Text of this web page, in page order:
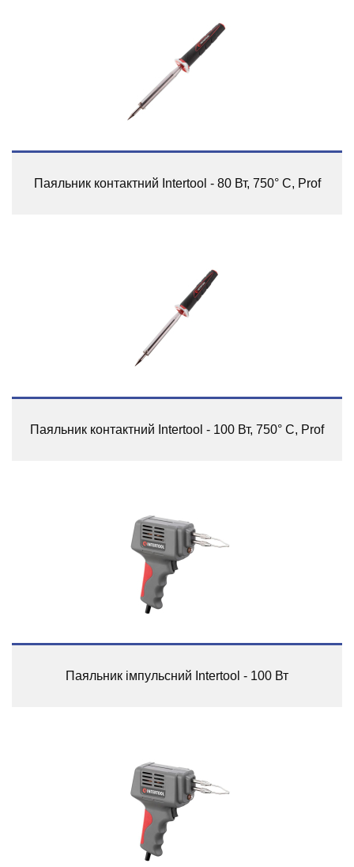
Паяльник контактний Intertool - 80 Вт, 750° C, Prof
Паяльник контактний Intertool - 100 Вт, 750° C, Prof
Паяльник імпульсний Intertool - 100 Вт